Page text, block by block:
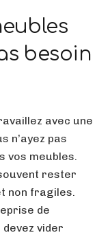
besoin
avec une
n’ayez pas
vos meubles.
rester
non fragiles.
de
devez vider